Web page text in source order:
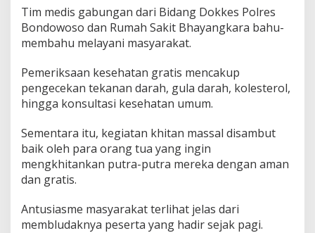
Tim medis gabungan dari Bidang Dokkes Polres
Bondowoso dan Rumah Sakit Bhayangkara bahu-
membahu melayani masyarakat.
Pemeriksaan kesehatan gratis mencakup
pengecekan tekanan darah, gula darah, kolesterol,
hingga konsultasi kesehatan umum.
Sementara itu, kegiatan khitan massal disambut
baik oleh para orang tua yang ingin
mengkhitankan putra-putra mereka dengan aman
dan gratis.
Antusiasme masyarakat terlihat jelas dari
membludaknya peserta yang hadir sejak pagi.